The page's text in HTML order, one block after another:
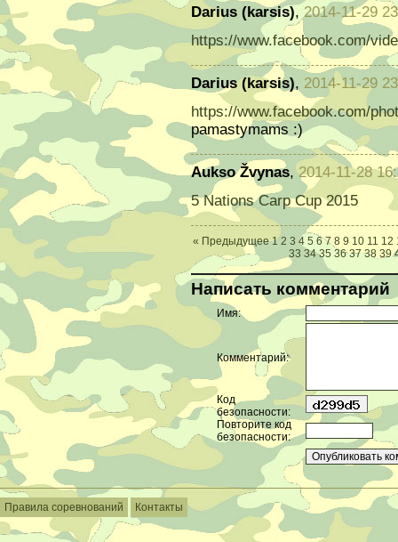
Darius (karsis), 2014-11-29
https://www.facebook.com/
Darius (karsis), 2014-11-29
https://www.facebook.com/
pamastymams :)
Aukso Žvynas,2014-11-28
5 Nations Carp Cup 2015
« Предыдущее 1 2 3 4 5 6 7 8 9 10 11 12
33 34 35 36 37 38 39
Написать комментарий
Имя:
Комментарий:
Код
безопасности:
Повторите код
безопасности:
Правила соревнований Контакты